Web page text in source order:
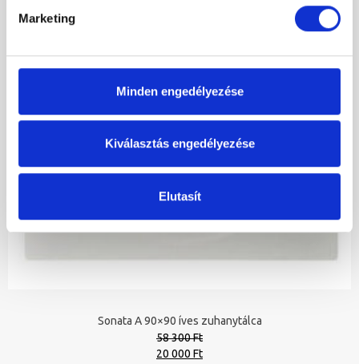
Marketing
Minden engedélyezése
Kiválasztás engedélyezése
Elutasít
Sonata A 90×90 íves zuhanytálca
58 300 Ft
Original
20 000 FtCurrent